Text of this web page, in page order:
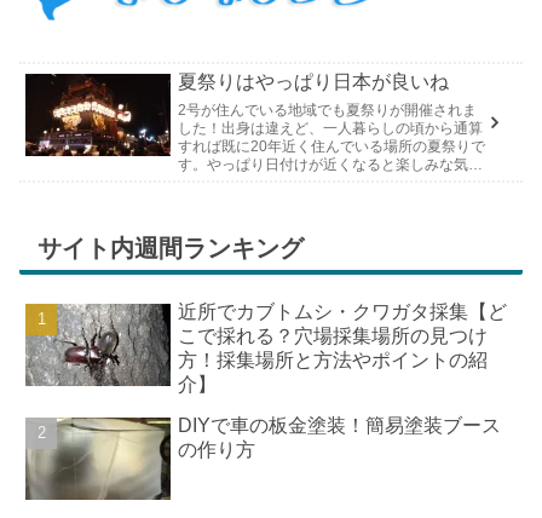
夏祭りはやっぱり日本が良いね
2号が住んでいる地域でも夏祭りが開催されま
した！出身は違えど、一人暮らしの頃から通算
すれば既に20年近く住んでいる場所の夏祭りで
す。やっぱり日付けが近くなると楽しみな気持
サイト内週間ランキング
近所でカブトムシ・クワガタ採集【ど
こで採れる？穴場採集場所の見つけ
方！採集場所と方法やポイントの紹
介】
DIYで車の板金塗装！簡易塗装ブース
の作り方